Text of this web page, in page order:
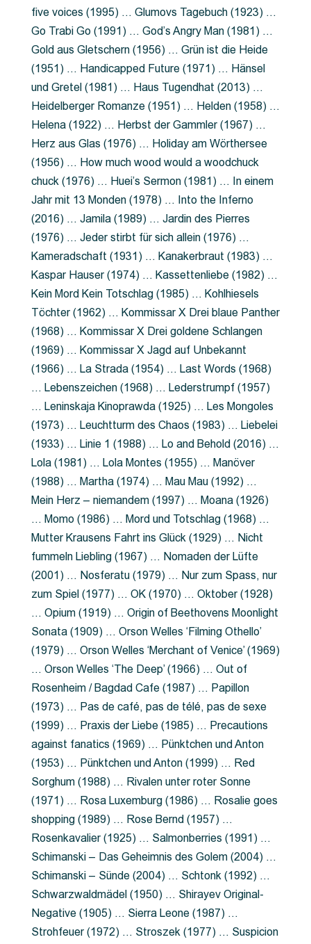
five voices (1995) … Glumovs Tagebuch (1923) …
Go Trabi Go (1991) … God’s Angry Man (1981) …
Gold aus Gletschern (1956) … Grün ist die Heide
(1951) … Handicapped Future (1971) … Hänsel
und Gretel (1981) … Haus Tugendhat (2013) …
Heidelberger Romanze (1951) … Helden (1958) …
Helena (1922) … Herbst der Gammler (1967) …
Herz aus Glas (1976) … Holiday am Wörthersee
(1956) … How much wood would a woodchuck
chuck (1976) … Huei’s Sermon (1981) … In einem
Jahr mit 13 Monden (1978) … Into the Inferno
(2016) … Jamila (1989) … Jardin des Pierres
(1976) … Jeder stirbt für sich allein (1976) …
Kameradschaft (1931) … Kanakerbraut (1983) …
Kaspar Hauser (1974) … Kassettenliebe (1982) …
Kein Mord Kein Totschlag (1985) … Kohlhiesels
Töchter (1962) … Kommissar X Drei blaue Panther
(1968) … Kommissar X Drei goldene Schlangen
(1969) … Kommissar X Jagd auf Unbekannt
(1966) … La Strada (1954) … Last Words (1968)
… Lebenszeichen (1968) … Lederstrumpf (1957)
… Leninskaja Kinoprawda (1925) … Les Mongoles
(1973) … Leuchtturm des Chaos (1983) … Liebelei
(1933) … Linie 1 (1988) … Lo and Behold (2016) …
Lola (1981) … Lola Montes (1955) … Manöver
(1988) … Martha (1974) … Mau Mau (1992) …
Mein Herz – niemandem (1997) … Moana (1926)
… Momo (1986) … Mord und Totschlag (1968) …
Mutter Krausens Fahrt ins Glück (1929) … Nicht
fummeln Liebling (1967) … Nomaden der Lüfte
(2001) … Nosferatu (1979) … Nur zum Spass, nur
zum Spiel (1977) … OK (1970) … Oktober (1928)
… Opium (1919) … Origin of Beethovens Moonlight
Sonata (1909) … Orson Welles ‘Filming Othello’
(1979) … Orson Welles ‘Merchant of Venice’ (1969)
… Orson Welles ‘The Deep’ (1966) … Out of
Rosenheim / Bagdad Cafe (1987) … Papillon
(1973) … Pas de café, pas de télé, pas de sexe
(1999) … Praxis der Liebe (1985) … Precautions
against fanatics (1969) … Pünktchen und Anton
(1953) … Pünktchen und Anton (1999) … Red
Sorghum (1988) … Rivalen unter roter Sonne
(1971) … Rosa Luxemburg (1986) … Rosalie goes
shopping (1989) … Rose Bernd (1957) …
Rosenkavalier (1925) … Salmonberries (1991) …
Schimanski – Das Geheimnis des Golem (2004) …
Schimanski – Sünde (2004) … Schtonk (1992) …
Schwarzwaldmädel (1950) … Shirayev Original-
Negative (1905) … Sierra Leone (1987) …
Strohfeuer (1972) … Stroszek (1977) … Suspicion